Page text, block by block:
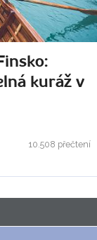
kuráž v
10.508 přečtení